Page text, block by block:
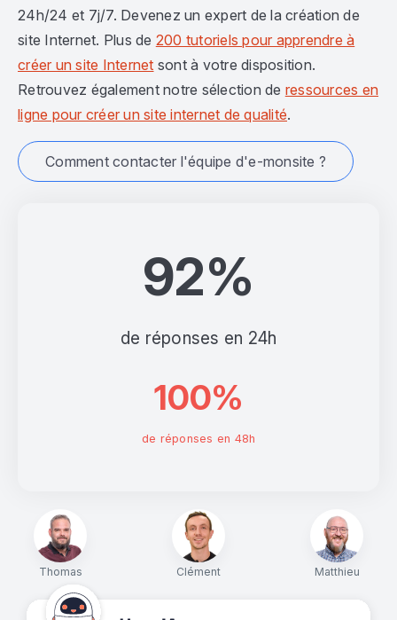
Thomas Clément Matthieu
92%
de réponses en 24h
100%
de réponses en 48h
24h/24 et 7j/7. Devenez un expert de la création de
site Internet. Plus de 200 tutoriels pour apprendre à
créer un site Internet sont à votre disposition.
Retrouvez également notre sélection de ressources en
ligne pour créer un site internet de qualité.
Comment contacter l'équipe d'e-monsite ?